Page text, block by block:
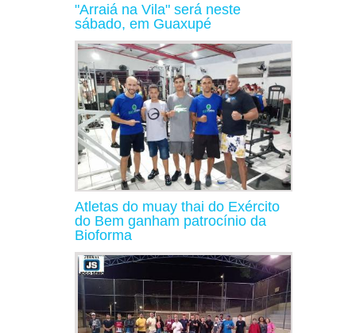
"Arraiá na Vila" será neste
sábado, em Guaxupé
Atletas do muay thai do Exército
do Bem ganham patrocínio da
Bioforma